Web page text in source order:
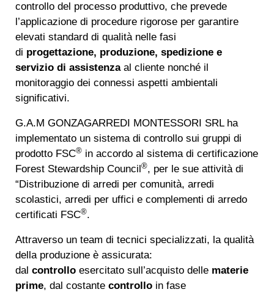
controllo del processo produttivo, che prevede
l’applicazione di procedure rigorose per garantire
elevati standard di qualità nelle fasi
di progettazione, produzione, spedizione e
servizio di assistenzaal cliente nonché il
monitoraggio dei connessi aspetti ambientali
significativi.
G.A.M GONZAGARREDI MONTESSORI SRL ha
implementato un sistema di controllo sui gruppi di
prodotto FSC® in accordo al sistema di certificazione
Forest Stewardship Council®, per le sue attività di
“Distribuzione di arredi per comunità, arredi
scolastici, arredi per uffici e complementi di arredo
certificati FSC®.
Attraverso un team di tecnici specializzati, la qualità
della produzione è assicurata:
dal controllo esercitato sull’acquisto delle materie
prime, dal costante controllo in fase